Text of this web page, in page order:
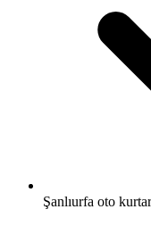
Şanlıurfa oto